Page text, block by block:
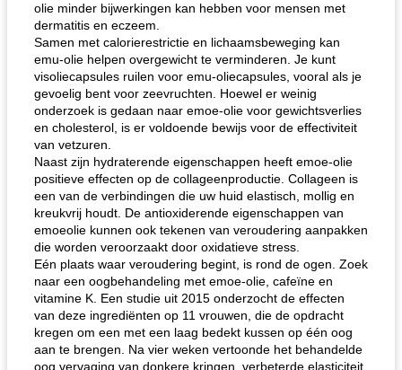
olie minder bijwerkingen kan hebben voor mensen met
dermatitis en eczeem.
Samen met calorierestrictie en lichaamsbeweging kan
emu-olie helpen overgewicht te verminderen. Je kunt
visoliecapsules ruilen voor emu-oliecapsules, vooral als je
gevoelig bent voor zeevruchten. Hoewel er weinig
onderzoek is gedaan naar emoe-olie voor gewichtsverlies
en cholesterol, is er voldoende bewijs voor de effectiviteit
van vetzuren.
Naast zijn hydraterende eigenschappen heeft emoe-olie
positieve effecten op de collageenproductie. Collageen is
een van de verbindingen die uw huid elastisch, mollig en
kreukvrij houdt. De antioxiderende eigenschappen van
emoeolie kunnen ook tekenen van veroudering aanpakken
die worden veroorzaakt door oxidatieve stress.
Eén plaats waar veroudering begint, is rond de ogen. Zoek
naar een oogbehandeling met emoe-olie, cafeïne en
vitamine K. Een studie uit 2015 onderzocht de effecten
van deze ingrediënten op 11 vrouwen, die de opdracht
kregen om een ​​met een laag bedekt kussen op één oog
aan te brengen. Na vier weken vertoonde het behandelde
oog vervaging van donkere kringen, verbeterde elasticiteit